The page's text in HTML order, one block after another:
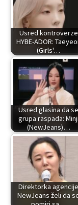
Usred kontroverze
HYBE-ADOR:
(Girls'…
Usred glasina da se
grupa raspada: Minji
(NewJeans)…
Direktorka agencije
NewJeans želi da